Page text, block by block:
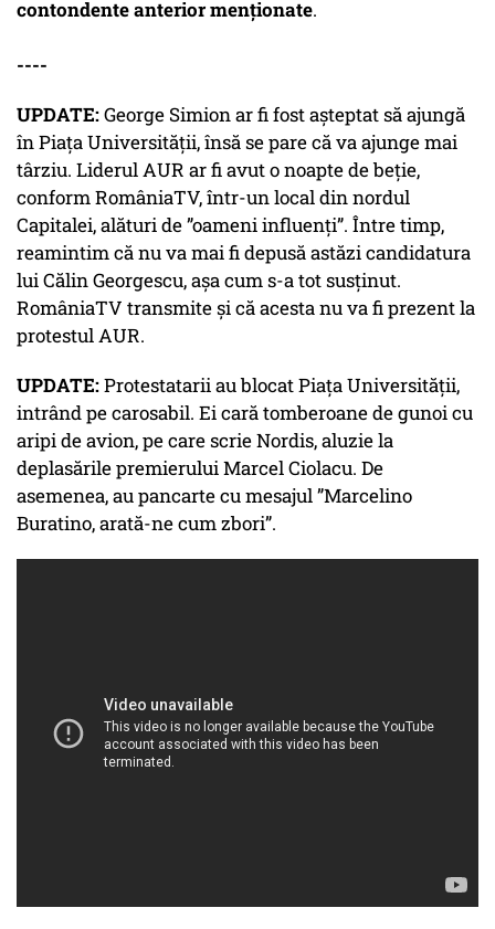
contondente anterior menţionate.
----
UPDATE:George Simion ar fi fost așteptat să ajungă
în Piața Universității, însă se pare că va ajunge mai
târziu. Liderul AUR ar fi avut o noapte de beție,
conform RomâniaTV, într-un local din nordul
Capitalei, alături de ”oameni influenți”. Între timp,
reamintim că nu va mai fi depusă astăzi candidatura
lui Călin Georgescu, așa cum s-a tot susținut.
RomâniaTV transmite și că acesta nu va fi prezent la
protestul AUR.
UPDATE:Protestatarii au blocat Piața Universității,
intrând pe carosabil. Ei cară tomberoane de gunoi cu
aripi de avion, pe care scrie Nordis, aluzie la
deplasările premierului Marcel Ciolacu. De
asemenea, au pancarte cu mesajul ”Marcelino
Buratino, arată-ne cum zbori”.